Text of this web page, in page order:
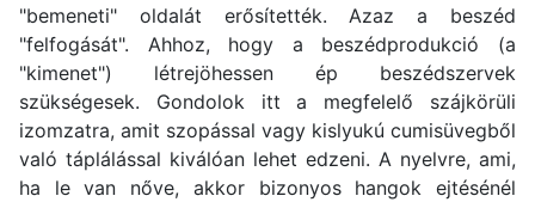
"bemeneti" oldalát erősítették. Azaz a beszéd
"felfogását". Ahhoz, hogy a beszédprodukció (a
"kimenet") létrejöhessen ép beszédszervek
szükségesek. Gondolok itt a megfelelő szájkörüli
izomzatra, amit szopással vagy kislyukú cumisüvegből
való táplálással kiválóan lehet edzeni. A nyelvre, ami,
ha le van nőve, akkor bizonyos hangok ejtésénél